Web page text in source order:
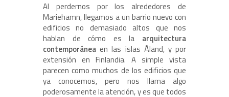
Al perdernos por los alrededores de
Mariehamn, llegamos a un barrio nuevo con
edificios no demasiado altos que nos
hablan de cómo es la arquitectura
contemporánea en las islas Åland, y por
extensión en Finlandia. A simple vista
parecen como muchos de los edificios que
ya conocemos, pero nos llama algo
poderosamente la atención, y es que todos